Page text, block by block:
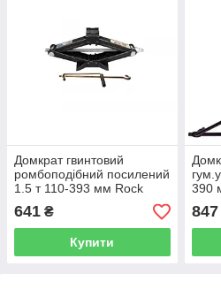
Домкрат гвинтовий
ромбоподібний посилений
1.5 т 110-393 мм Rock
Force RF-105B (код
19504)
641 ₴
Купити
390
ДВ-
847